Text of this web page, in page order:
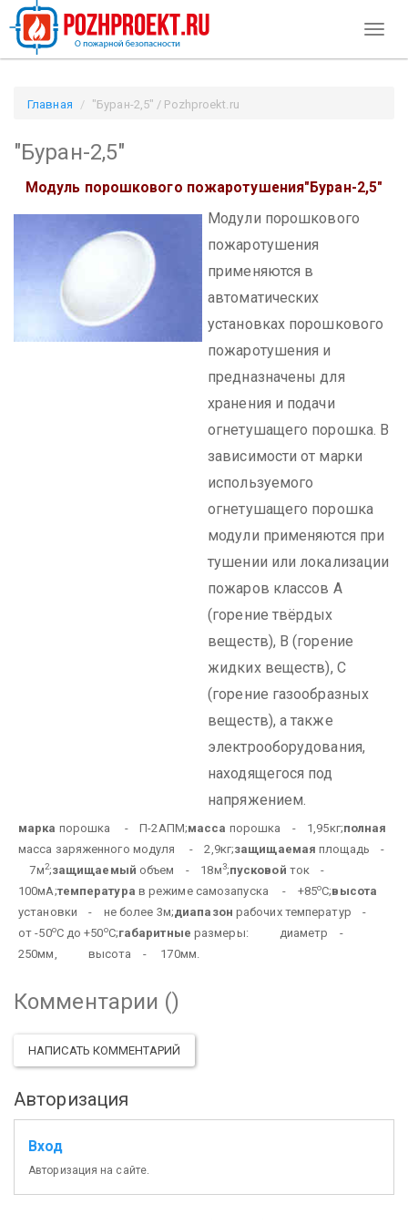
Главная "Буран-2,5" / Pozhproekt.ru
"Буран-2,5"
Модуль порошкового пожаротушения"Буран-2,5"
Модули порошкового
пожаротушения
применяются в
автоматических
установках порошкового
пожаротушения и
предназначены для
хранения и подачи
огнетушащего порошка. В
зависимости от марки
используемого
огнетушащего порошка
модули применяются при
тушении или локализации
пожаров классов А
(горение твёрдых
веществ), В (горение
жидких веществ), С
(горение газообразных
веществ), а также
электрооборудования,
находящегося под
напряжением.
марка порошка - П-2АПМ;масса порошка - 1,95кг;полная
масса заряженного модуля - 2,9кг;защищаемая площадь -
7м2;защищаемый объем - 18м3;пусковой ток -
100мА;температура в режиме самозапуска - +85оС;высота
установки - не более 3м;диапазон рабочих температур -
от -50оС до +50оС;габаритные размеры:диаметр -
250мм,
высота - 170мм.
Комментарии ()
НАПИСАТЬ КОММЕНТАРИЙ
Авторизация
Вход
Авторизация на сайте.